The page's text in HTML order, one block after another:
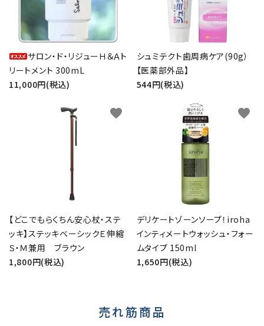
サロン・ド・リジューＨ＆Ａト
リートメント 300mL
11,000円(税込)
シュミテクト歯周病ケア(90g）
【医薬部外品】
544円(税込)
【どこでもらくちん安心杖・ステ
ッキ】ステッキベーシックＥ伸縮
Ｓ・Ｍ兼用 ブラウン
1,800円(税込)
favorite
デリケートゾーンソープ！iroha
インティメートウォッシュ・フォー
ムタイプ 150ml
1,650円(税込)
favorite
売れ筋商品